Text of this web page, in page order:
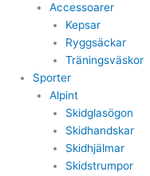
Accessoarer
Kepsar
Ryggsäckar
Träningsväskor
Sporter
Alpint
Skidglasögon
Skidhandskar
Skidhjälmar
Skidstrumpor